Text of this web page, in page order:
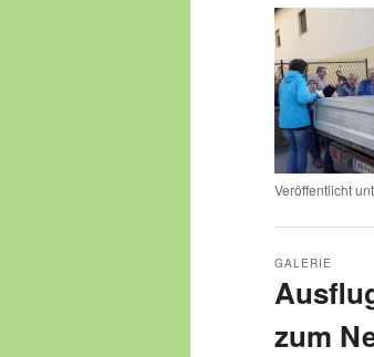
Veröffentlicht
zum
GALERIE